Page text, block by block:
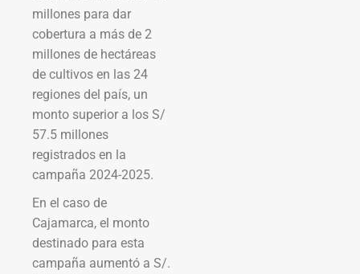
millones para dar
cobertura a más de 2
millones de hectáreas
de cultivos en las 24
regiones del país, un
monto superior a los S/
57.5 millones
registrados en la
campaña 2024-2025.
En el caso de
Cajamarca, el monto
destinado para esta
campaña aumentó a S/.